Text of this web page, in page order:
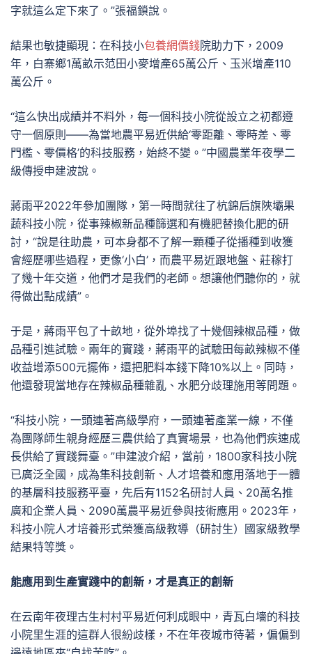
字就這么定下來了。”張福鎖說。
結果也敏捷顯現：在科技小包養網價錢院助力下，2009
年，白寨鄉1萬畝示范田小麥增產65萬公斤、玉米增產110
萬公斤。
“這么快出成績并不料外，每一個科技小院從設立之初都遵
守一個原則——為當地農平易近供給‘零距離、零時差、零
門檻、零價格’的科技服務，始終不變。”中國農業年夜學二
級傳授申建波說。
蔣雨平2022年參加團隊，第一時間就往了杭錦后旗陜壩果
蔬科技小院，從事辣椒新品種篩選和有機肥替換化肥的研
討，“說是往助農，可本身都不了解一顆種子從播種到收獲
會經歷哪些過程，更像‘小白’，而農平易近跟地盤、莊稼打
了幾十年交道，他們才是我們的老師。想讓他們聽你的，就
得做出點成績”。
于是，蔣雨平包了十畝地，從外埠找了十幾個辣椒品種，做
品種引進試驗。兩年的實踐，蔣雨平的試驗田每畝辣椒不僅
收益增添500元擺佈，還把肥料本錢下降10%以上。同時，
他還發現當地存在辣椒品種雜亂、水肥分歧理施用等問題。
“科技小院，一頭連著高級學府，一頭連著產業一線，不僅
為團隊師生親身經歷三農供給了真實場景，也為他們疾速成
長供給了實踐舞臺。”申建波介紹，當前，1800家科技小院
已廣泛全國，成為集科技創新、人才培養和應用落地于一體
的基層科技服務平臺，先后有1152名研討人員、20萬名推
廣和企業人員、2090萬農平易近參與技術應用。2023年，
科技小院人才培養形式榮獲高級教導（研討生）國家級教學
結果特等獎。
能應用到生產實踐中的創新，才是真正的創新
在云南年夜理古生村村平易近何利成眼中，青瓦白墻的科技
小院里生涯的這群人很紛歧樣，不在年夜城市待著，偏偏到